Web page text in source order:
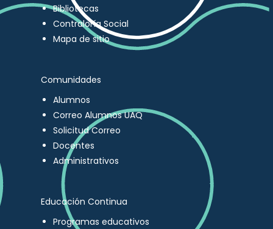
Bibliotecas
Contraloría Social
Mapa de sitio
Comunidades
Alumnos
Correo Alumnos UAQ
Solicitud Correo
Docentes
Administrativos
Educación Continua
Programas educativos